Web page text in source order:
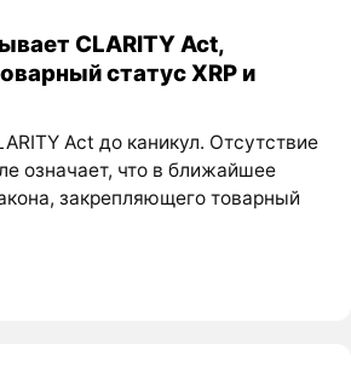
CLARITY Act,
статус XRP и
Act до каникул. Отсутствие
означает, что в ближайшее
закрепляющего товарный